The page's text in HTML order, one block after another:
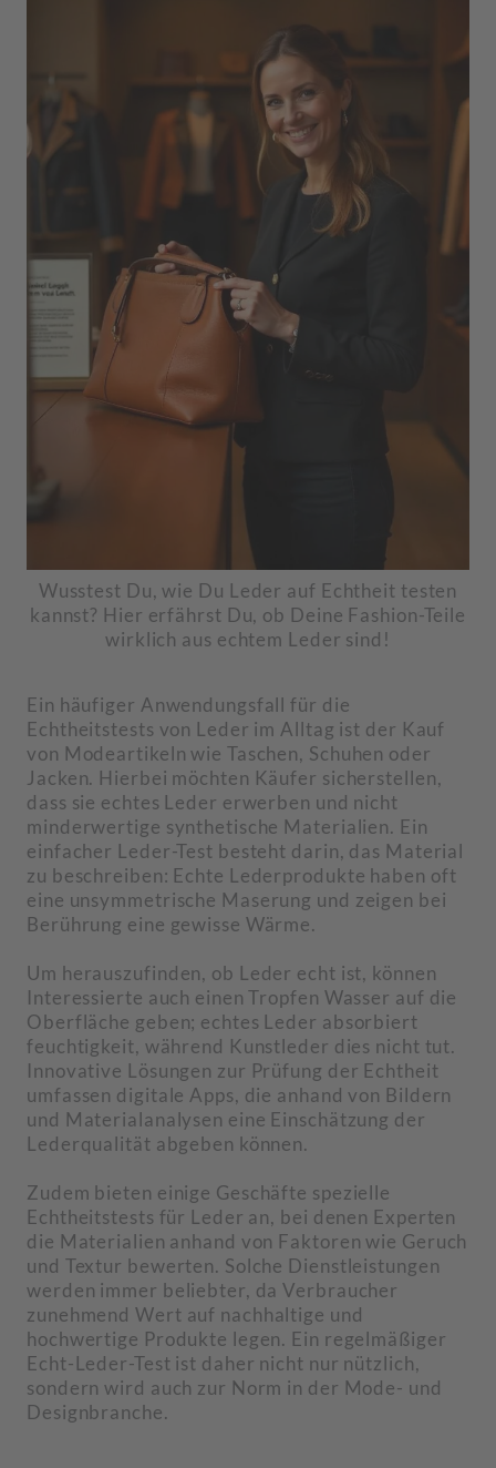
Wusstest Du, wie Du Leder auf Echtheit testen
kannst? Hier erfährst Du, ob Deine Fashion-Teile
wirklich aus echtem Leder sind!
Ein häufiger Anwendungsfall für die
Echtheitstests von Leder im Alltag ist der Kauf
von Modeartikeln wie Taschen, Schuhen oder
Jacken. Hierbei möchten Käufer sicherstellen,
dass sie echtes Leder erwerben und nicht
minderwertige synthetische Materialien. Ein
einfacher Leder-Test besteht darin, das Material
zu beschreiben: Echte Lederprodukte haben oft
eine unsymmetrische Maserung und zeigen bei
Berührung eine gewisse Wärme.
Um herauszufinden, ob Leder echt ist, können
Interessierte auch einen Tropfen Wasser auf die
Oberfläche geben; echtes Leder absorbiert
feuchtigkeit, während Kunstleder dies nicht tut.
Innovative Lösungen zur Prüfung der Echtheit
umfassen digitale Apps, die anhand von Bildern
und Materialanalysen eine Einschätzung der
Lederqualität abgeben können.
Zudem bieten einige Geschäfte spezielle
Echtheitstests für Leder an, bei denen Experten
die Materialien anhand von Faktoren wie Geruch
und Textur bewerten. Solche Dienstleistungen
werden immer beliebter, da Verbraucher
zunehmend Wert auf nachhaltige und
hochwertige Produkte legen. Ein regelmäßiger
Echt-Leder-Test ist daher nicht nur nützlich,
sondern wird auch zur Norm in der Mode- und
Designbranche.